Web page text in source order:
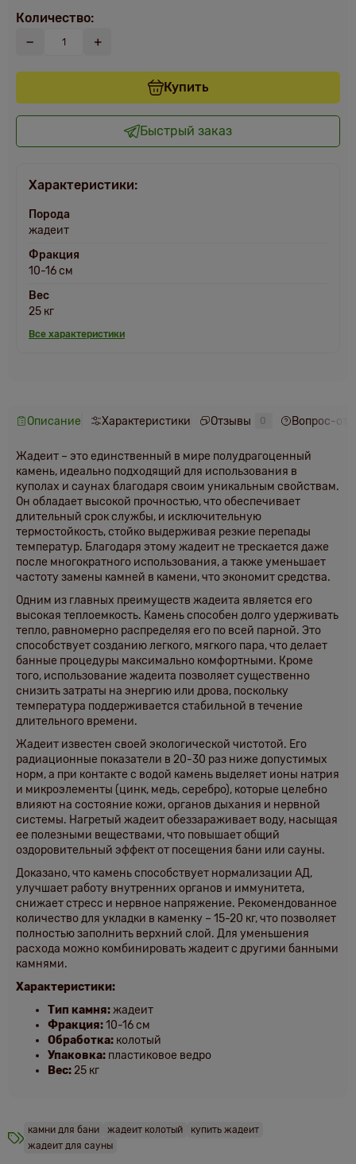
Количество:
Купить
Быстрый заказ
Характеристики:
Порода
жадеит
Фракция
10-16 см
Вес
25 кг
Все характеристики
Описание Характеристики Отзывы 0 Вопрос-
Жадеит – это единственный в мире полудрагоценный
камень, идеально подходящий для использования в
куполах и саунах благодаря своим уникальным свойствам.
Он обладает высокой прочностью, что обеспечивает
длительный срок службы, и исключительную
термостойкость, стойко выдерживая резкие перепады
температур. Благодаря этому жадеит не трескается даже
после многократного использования, а также уменьшает
частоту замены камней в камени, что экономит средства.
Одним из главных преимуществ жадеита является его
высокая теплоемкость. Камень способен долго удерживать
тепло, равномерно распределяя его по всей парной. Это
способствует созданию легкого, мягкого пара, что делает
банные процедуры максимально комфортными. Кроме
того, использование жадеита позволяет существенно
снизить затраты на энергию или дрова, поскольку
температура поддерживается стабильной в течение
длительного времени.
Жадеит известен своей экологической чистотой. Его
радиационные показатели в 20-30 раз ниже допустимых
норм, а при контакте с водой камень выделяет ионы натрия
и микроэлементы (цинк, медь, серебро), которые целебно
влияют на состояние кожи, органов дыхания и нервной
системы. Нагретый жадеит обеззараживает воду, насыщая
ее полезными веществами, что повышает общий
оздоровительный эффект от посещения бани или сауны.
Доказано, что камень способствует нормализации АД,
улучшает работу внутренних органов и иммунитета,
снижает стресс и нервное напряжение. Рекомендованное
количество для укладки в каменку – 15-20 кг, что позволяет
полностью заполнить верхний слой. Для уменьшения
расхода можно комбинировать жадеит с другими банными
камнями.
Характеристики:
Тип камня:жадеит
Фракция:10-16 см
Обработка: колотый
Упаковка: пластиковое ведро
Вес:25 кг
камни для бани жадеит колотый
купить жадеит
жадеит для сауны